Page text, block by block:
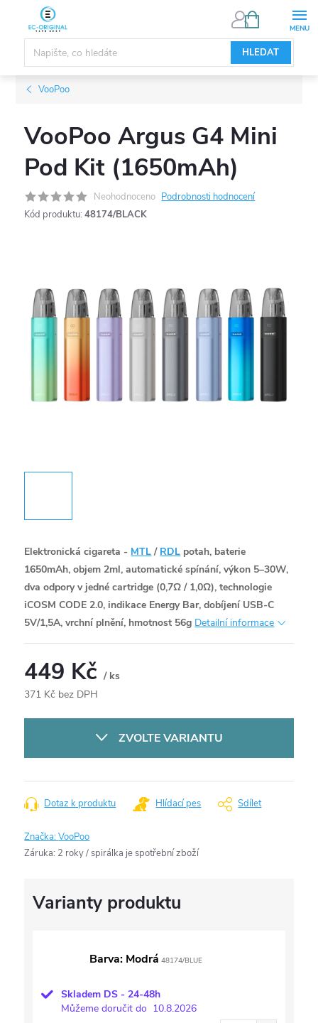
obsah
HLEDAT
NÁKUPNÍ
VooPoo
VooPoo Argus G4 Mini
Pod Kit (1650mAh)
Neohodnoceno Podrobnosti hodnocení
Kód produktu: 48174/BLACK
Elektronická cigareta - MTL / RDL potah, baterie
1650mAh, objem 2ml, automatické spínání, výkon 5–30W,
dva odpory v jedné cartridge (0,7Ω / 1,0Ω), technologie
iCOSM CODE 2.0, indikace Energy Bar, dobíjení USB-C
5V/1,5A, vrchní plnění, hmotnost 56g Detailní informace
449 Kč/ ks
371 Kč bez DPH
ZVOLTE VARIANTU
Dotaz k produktu Hlídací pes Sdílet
Značka:VooPoo
Záruka: 2 roky / spirálka je spotřební zboží
Barva: Modrá 48174/BLUE
Skladem DS - 24-48h
Můžeme doručit do 10.8.2026